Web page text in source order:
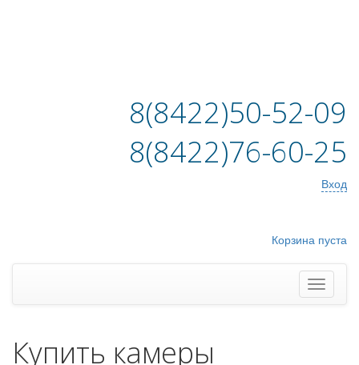
8(8422)50-52-09
8(8422)76-60-25
Вход
Корзина пуста
Купить камеры